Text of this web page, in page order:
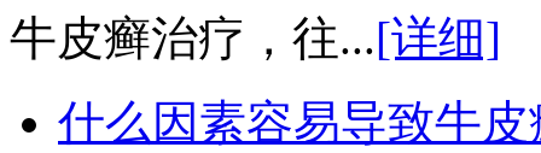
牛皮癣治疗，往...[详细]
什么因素容易导致牛皮